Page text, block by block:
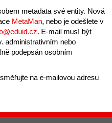
metadata své entity. Nová
MetaMan, nebo je odešlete v
. E-mail musí být
administrativním nebo
podepsán osobním
na e-mailovou adresu